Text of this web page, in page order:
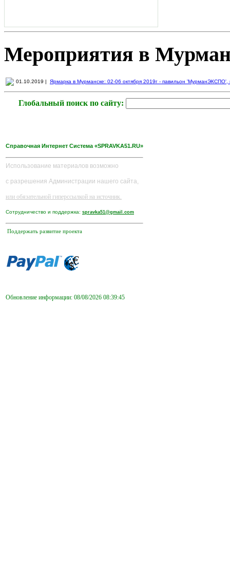
Мероприятия в
01.10.2019 | Ярмарка в Мурманске: 02-06 октября 2019г - павильон 'МурманЭКСПО',
Глобальный поиск по сайту:
Справочная Интернет Система «SPRAVKA51.RU»
Использование материалов возможно
с разрешения Администрации нашего сайта,
или обязательной гиперссылкой на источник.
Сотрудничество и поддержка: spravka51@gmail.com
Поддержать развитие проекта
Обновление информации: 08/08/2026 08:39:45